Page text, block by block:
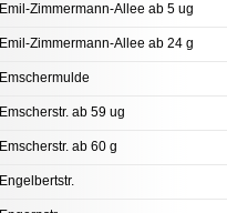
Emil-Zimmermann-Allee ab 5 ug
Emil-Zimmermann-Allee ab 24 g
Emschermulde
Emscherstr. ab 59 ug
Emscherstr. ab 60 g
Engelbertstr.